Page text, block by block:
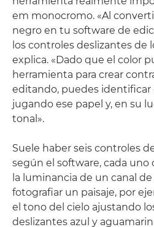
em monocromo. «Al
negro en tu software de
los controles deslizantes de
explica. «Dado que el color
herramienta para crear
editando, puedes identificar
jugando ese papel y, en su
tonal».
Suele haber seis controles
según el software, cada uno
la luminancia de un canal
fotografiar un paisaje, por
el tono del cielo ajustando
deslizantes azul y